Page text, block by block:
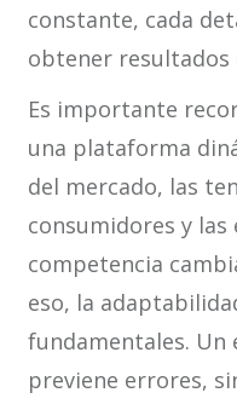
constante, cada
obtener resultados
Es importante
una plataforma
del mercado, las
consumidores y
competencia
eso, la
fundamentales. Un
previene errores,